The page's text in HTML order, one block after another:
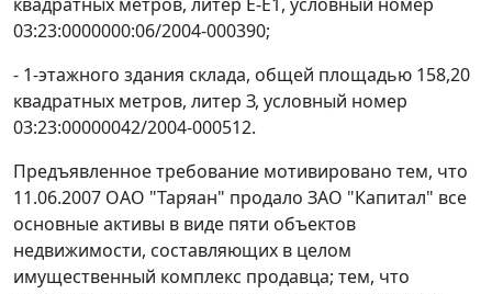
квадратных метров, литер Е-Е1, условный номер
03:23:0000000:06/2004-000390;
- 1-этажного здания склада, общей площадью 158,20
квадратных метров, литер З, условный номер
03:23:00000042/2004-000512.
Предъявленное требование мотивировано тем, что
11.06.2007 ОАО "Таряан" продало ЗАО "Капитал" все
основные активы в виде пяти объектов
недвижимости, составляющих в целом
имущественный комплекс продавца; тем, что